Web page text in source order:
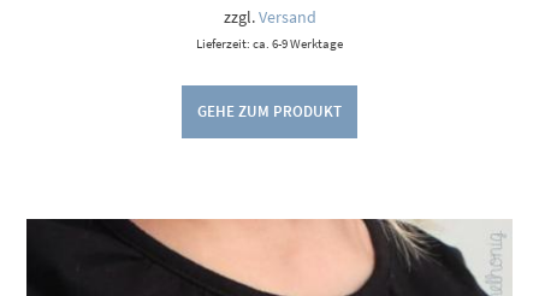
zzgl.Versand
Lieferzeit: ca. 6-9 Werktage
GEHE ZUM PRODUKT